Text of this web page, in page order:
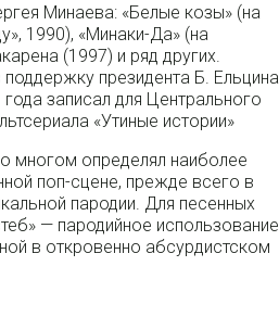
Минаева: «Белые козы» (на
1990), «Минаки-Да» (на
(1997) и ряд других.
президента Б. Ельцина
записал для Центрального
«Утиные истории»
многом определял наиболее
поп-сцене, прежде всего в
пародии. Для песенных
— пародийное использование
в откровенно абсурдистском